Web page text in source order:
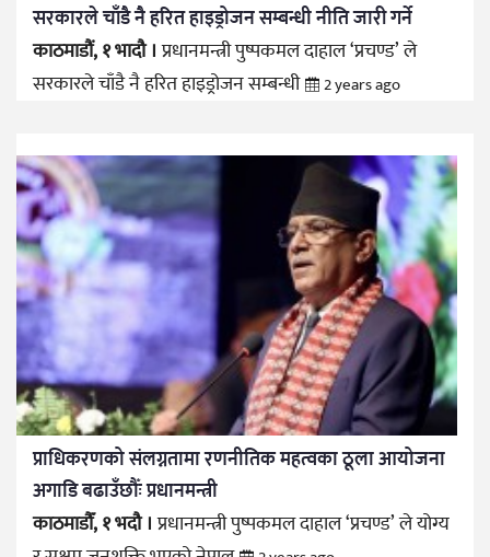
सरकारले चाँडै नै हरित हाइड्रोजन सम्बन्धी नीति जारी गर्ने
काठमाडौं, १ भादौ ।प्रधानमन्त्री पुष्पकमल दाहाल ‘प्रचण्ड’ ले
सरकारले चाँडै नै हरित हाइड्रोजन सम्बन्धी
2 years ago
प्राधिकरणको संलग्नतामा रणनीतिक महत्वका ठूला आयोजना
अगाडि बढाउँछौँः प्रधानमन्त्री
काठमाडौँ, १ भदौ ।प्रधानमन्त्री पुष्पकमल दाहाल ‘प्रचण्ड’ ले योग्य